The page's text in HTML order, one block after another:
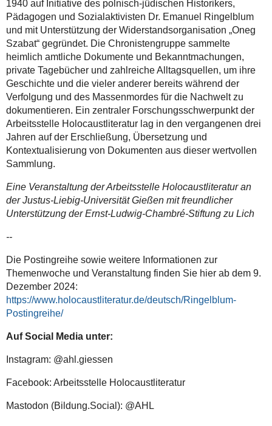
Themenwoche
auf
ihren
Social-
Media-
Kanälen
die
erste
deutschsprachige
Edition
des
Untergrundarchivs
Warschauer
Gettos
vor,
in
Zusammenarbeit
mit
dem
Fritz
Institut
und
Zentrum
für
1940 auf Initiative des polnisch-jüdischen Historikers,
Pädagogen und Sozialaktivisten Dr. Emanuel Ringelblum
und mit Unterstützung der Widerstandsorganisation „Oneg
Szabat“ gegründet. Die Chronistengruppe sammelte
heimlich amtliche Dokumente und Bekanntmachungen,
private Tagebücher und zahlreiche Alltagsquellen, um ihre
Geschichte und die vieler anderer bereits während der
Verfolgung und des Massenmordes für die Nachwelt zu
dokumentieren. Ein zentraler Forschungsschwerpunkt der
Arbeitsstelle Holocaustliteratur lag in den vergangenen drei
Jahren auf der Erschließung, Übersetzung und
Kontextualisierung von Dokumenten aus dieser wertvollen
Sammlung.
Eine Veranstaltung der Arbeitsstelle Holocaustliteratur an
der Justus-Liebig-Universität Gießen mit freundlicher
Unterstützung der Ernst-Ludwig-Chambré-Stiftung zu Lich
--
Die Postingreihe sowie weitere Informationen zur
Themenwoche und Veranstaltung finden Sie hier ab dem 9.
Dezember 2024:
https://www.holocaustliteratur.de/deutsch/Ringelblum-
Postingreihe/
Auf Social Media unter:
Instagram: @ahl.giessen
Facebook: Arbeitsstelle Holocaustliteratur
Mastodon (Bildung.Social): @AHL